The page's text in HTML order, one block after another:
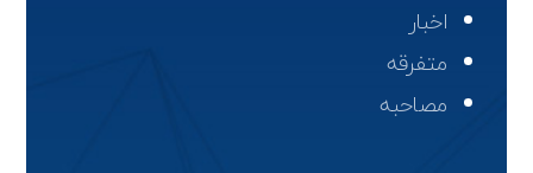
اخبار
متفرقه
مصاحبه